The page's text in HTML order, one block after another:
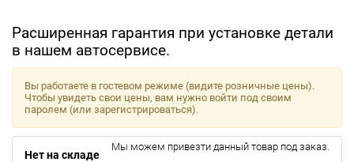
Расширенная гарантия при установке детали
в нашем автосервисе.
Вы работаете в гостевом режиме (видите розничные цены).
Чтобы увидеть свои цены, вам нужно войти под своим
паролем (или зарегистрироваться).
Нет на складе
Мы можем привезти данный товар под заказ.